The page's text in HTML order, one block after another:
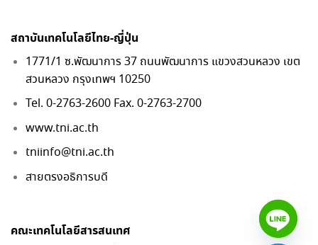
สถาบันเทคโนโลยีไทย-ญี่ปุ่น
1771/1 ซ.พัฒนาการ 37 ถนนพัฒนาการ แขวงสวนหลวง เขต
สวนหลวง กรุงเทพฯ 10250
Tel. 0-2763-2600 Fax. 0-2763-2700
www.tni.ac.th
tniinfo@tni.ac.th
สายตรงอธิการบดี
คณะเทคโนโลยีสารสนเทศ